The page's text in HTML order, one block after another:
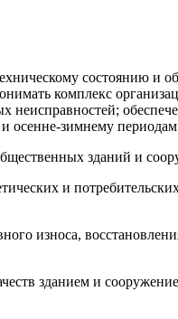
состоянию и
комплекс
неисправностей;
осенне-зимнему периодам
зданий и
и
износа,
зданием и